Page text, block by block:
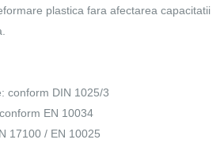
plastica fara afectarea capacitatii
conform DIN 1025/3
EN 10034
17100 / EN 10025